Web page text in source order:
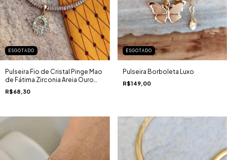
ESGOTADO
Pulseira Fio de Cristal Pinge Mao
de Fátima Zirconia Areia Ouro
18K
R$68,30
ESGOTADO
Pulseira Borboleta Luxo
R$149,00